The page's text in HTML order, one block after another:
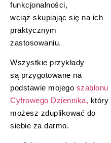
funkcjonalności,
wciąż skupiając się na ich
praktycznym
zastosowaniu.
Wszystkie przykłady
są przygotowane na
podstawie mojego szablonu
Cyfrowego Dziennika, który
możesz zduplikować do
siebie za darmo.